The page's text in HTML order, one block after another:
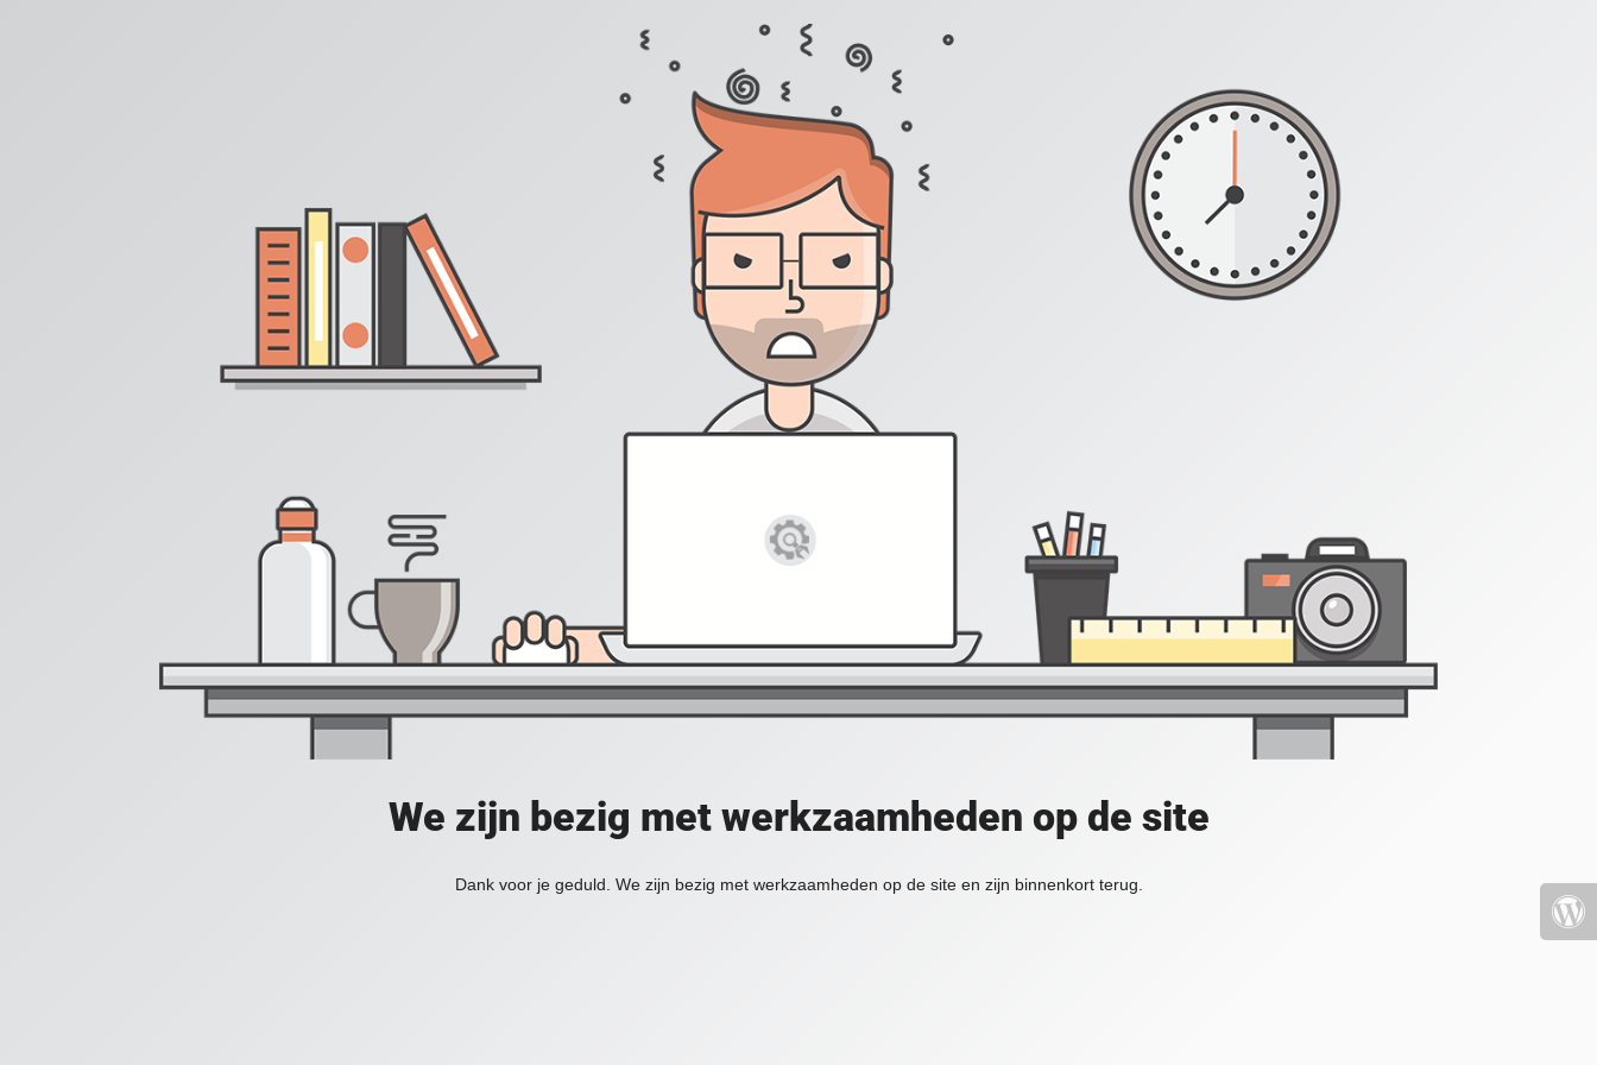
We zijn bezig met werkzaamheden op de site
Dank voor je geduld. We zijn bezig met werkzaamheden op de site en zijn binnenkort terug.